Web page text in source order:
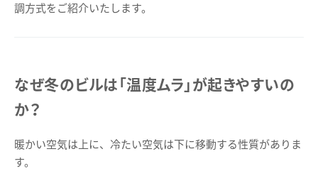
調方式をご紹介いたします。
なぜ冬のビルは「温度ムラ」が起きやすいの
か？
暖かい空気は上に、冷たい空気は下に移動する性質がありま
す。